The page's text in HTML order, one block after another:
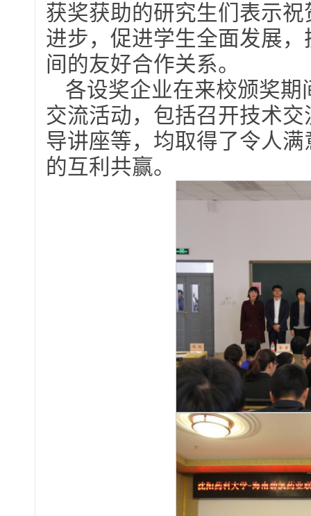
获奖获助的研究生们表示
进步，促进学生全面发展
间的友好合作关系。
各设奖企业在来校颁奖
交流活动，包括召开技术
导讲座等，均取得了令人
的互利共赢。